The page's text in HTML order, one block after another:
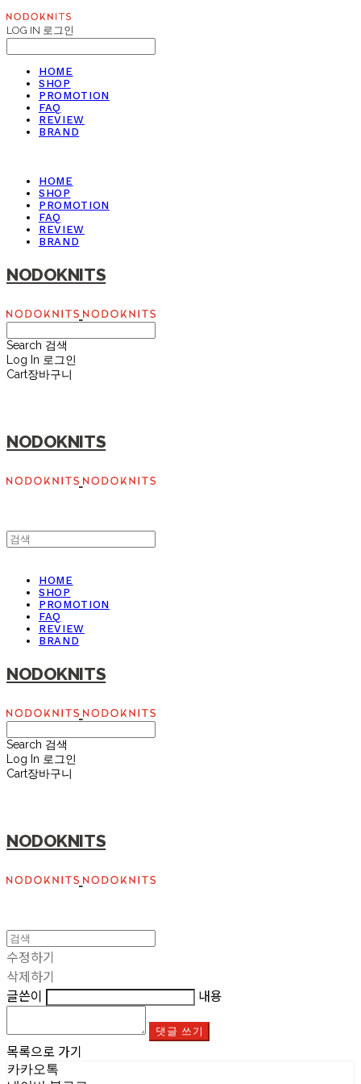
LOG IN 로그인
HOME
SHOP
PROMOTION
FAQ
REVIEW
BRAND
HOME
SHOP
PROMOTION
FAQ
REVIEW
BRAND
NODOKNITS
Search 검색
Log In 로그인
Cart장바구니
NODOKNITS
HOME
SHOP
PROMOTION
FAQ
REVIEW
BRAND
NODOKNITS
Search 검색
Log In 로그인
Cart장바구니
NODOKNITS
수정하기
삭제하기
글쓴이
내용
댓글 쓰기
목록으로 가기
카카오톡